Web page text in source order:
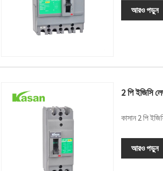
আরও পড়ুন
2 পি ইজিসি
কাসান 2 পি
আরও পড়ুন